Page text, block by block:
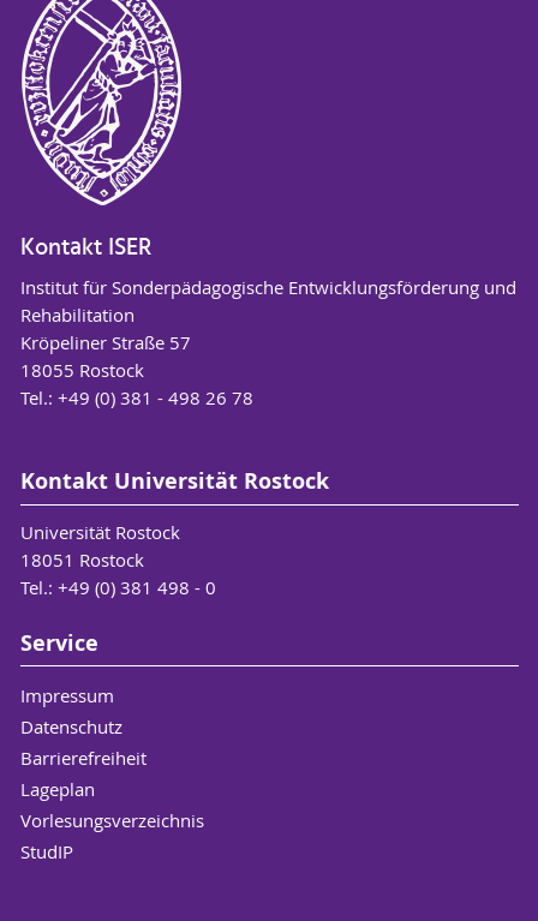
Kontakt ISER
Institut für Sonderpädagogische Entwicklungsförderung und
Rehabilitation
Kröpeliner Straße 57
18055 Rostock
Tel.: +49 (0) 381 - 498 26 78
Kontakt Universität Rostock
Universität Rostock
18051 Rostock
Tel.: +49 (0) 381 498 - 0
Service
Impressum
Datenschutz
Barrierefreiheit
Lageplan
Vorlesungsverzeichnis
StudIP